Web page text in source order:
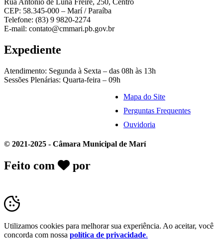
Rua Antônio de Luna Freire, 250, Centro
CEP: 58.345-000 – Marí / Paraíba
Telefone: (83) 9 9820-2274
E-mail: contato@cmmari.pb.gov.br
Expediente
Atendimento: Segunda à Sexta – das 08h às 13h
Sessões Plenárias: Quarta-feira – 09h
Mapa do Site
Perguntas Frequentes
Ouvidoria
© 2021-2025 - Câmara Municipal de Marí
Feito com por
Utilizamos cookies para melhorar sua experiência. Ao aceitar, você
concorda com nossa política de privacidade.